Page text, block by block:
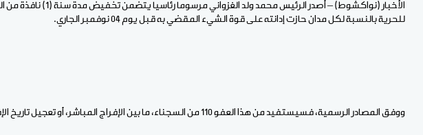
الأخبار (نواكشوط) – أصدر الرئيس محمد
للحرية بالنسبة لكل مدان حازت إدانته على قوة الشيء المقضي به قبل يوم 04 نوفمبر الجاري.
ووفق المصادر الرسمية، فسيستفيد من هذا العفو 110 من السجناء، ما بين الإفراج المباشر، أو تعجيل تاريخ الإفراج بسنة كاملة.